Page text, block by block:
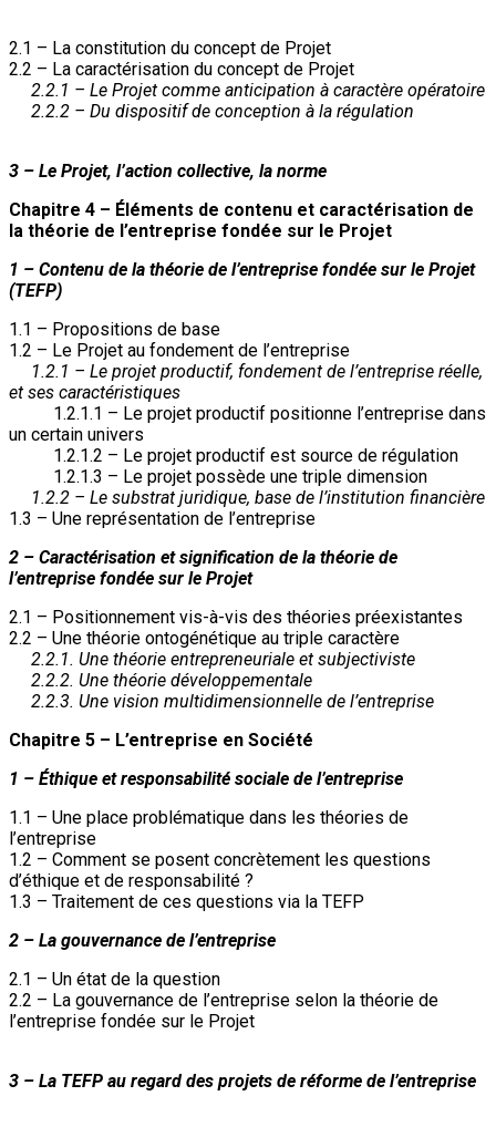
2.1 – La constitution du concept de Projet
2.2 – La caractérisation du concept de Projet
2.2.1 – Le Projet comme anticipation à caractère opératoire
2.2.2 – Du dispositif de conception à la régulation
3 – Le Projet, l’action collective, la norme
Chapitre 4 – Éléments de contenu et caractérisation de
la théorie de l’entreprise fondée sur le Projet
1 – Contenu de la théorie de l’entreprise fondée sur le Projet
(TEFP)
1.1 – Propositions de base
1.2 – Le Projet au fondement de l’entreprise
1.2.1 – Le projet productif, fondement de l’entreprise réelle,
et ses caractéristiques
1.2.1.1 – Le projet productif positionne l’entreprise dans
un certain univers
1.2.1.2 – Le projet productif est source de régulation
1.2.1.3 – Le projet possède une triple dimension
1.2.2 – Le substrat juridique, base de l’institution financière
1.3 – Une représentation de l’entreprise
2 – Caractérisation et signification de la théorie de
l’entreprise fondée sur le Projet
2.1 – Positionnement vis-à-vis des théories préexistantes
2.2 – Une théorie ontogénétique au triple caractère
2.2.1. Une théorie entrepreneuriale et subjectiviste
2.2.2. Une théorie développementale
2.2.3. Une vision multidimensionnelle de l’entreprise
Chapitre 5 – L’entreprise en Société
1 – Éthique et responsabilité sociale de l’entreprise
1.1 – Une place problématique dans les théories de
l’entreprise
1.2 – Comment se posent concrètement les questions
d’éthique et de responsabilité ?
1.3 – Traitement de ces questions via la TEFP
2 – La gouvernance de l’entreprise
2.1 – Un état de la question
2.2 – La gouvernance de l’entreprise selon la théorie de
l’entreprise fondée sur le Projet
3 – La TEFP au regard des projets de réforme de l’entreprise